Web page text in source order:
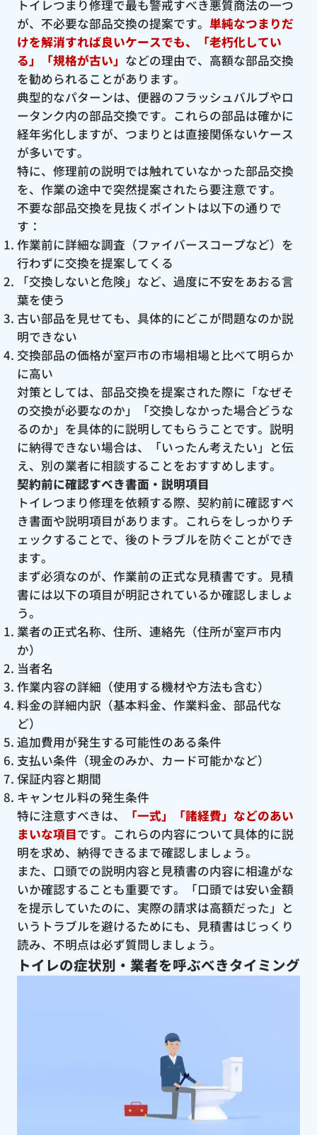
トイレつまり修理で最も警戒すべき悪質商法の一つ
が、不必要な部品交換の提案です。 単純なつまりだ
けを解消すれば良いケースでも、「老朽化してい
る」「規格が古い」 などの理由で、高額な部品交換
を勧められることがあります。
典型的なパターンは、便器のフラッシュバルブやロ
ータンク内の部品交換です。これらの部品は確かに
経年劣化しますが、つまりとは直接関係ないケース
が多いです。
特に、修理前の説明では触れていなかった部品交換
を、作業の途中で突然提案されたら要注意です。
不要な部品交換を見抜くポイントは以下の通りで
す：
作業前に詳細な調査（ファイバースコープなど）を
行わずに交換を提案してくる
「交換しないと危険」など、過度に不安をあおる言
葉を使う
古い部品を見せても、具体的にどこが問題なのか説
明できない
交換部品の価格が室戸市の市場相場と比べて明らか
に高い
対策としては、部品交換を提案された際に「なぜそ
の交換が必要なのか」「交換しなかった場合どうな
るのか」を具体的に説明してもらうことです。説明
に納得できない場合は、「いったん考えたい」と伝
え、別の業者に相談することをおすすめします。
契約前に確認すべき書面・説明項目
トイレつまり修理を依頼する際、契約前に確認すべ
き書面や説明項目があります。これらをしっかりチ
ェックすることで、後のトラブルを防ぐことができ
ます。
まず必須なのが、作業前の正式な見積書です。見積
書には以下の項目が明記されているか確認しましょ
う。
業者の正式名称、住所、連絡先（住所が室戸市内
か）
当者名
作業内容の詳細（使用する機材や方法も含む）
料金の詳細内訳（基本料金、作業料金、部品代な
ど）
追加費用が発生する可能性のある条件
支払い条件（現金のみか、カード可能かなど）
保証内容と期間
キャンセル料の発生条件
特に注意すべきは、
「一式」「諸経費」などのあい
まいな項目です。これらの内容について具体的に説
明を求め、納得できるまで確認しましょう。
また、口頭での説明内容と見積書の内容に相違がな
いか確認することも重要です。「口頭では安い金額
を提示していたのに、実際の請求は高額だった」と
いうトラブルを避けるためにも、見積書はじっくり
読み、不明点は必ず質問しましょう。
トイレの症状別・業者を呼ぶべきタイミング